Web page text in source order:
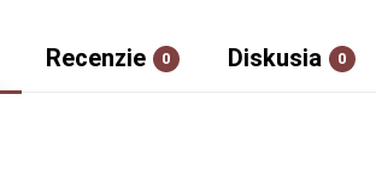
Recenzie 0 Diskusia 0